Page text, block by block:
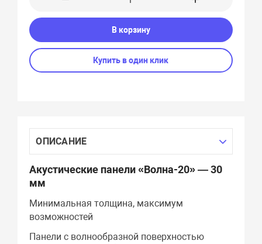
В корзину
Купить в один клик
ОПИСАНИЕ
Акустические панели «Волна-20» — 30
мм
Минимальная толщина, максимум
возможностей
Панели с волнообразной поверхностью